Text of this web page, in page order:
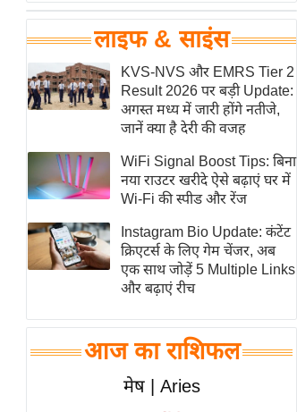
पर्यटन स्थल
फिटनेस मंत्रा
रिलेशनशिप
राजनीति
विश्लेषण
समसामयिक
मातृभूमि
स्तंभ
एम.
आर.
चाय पर
समीक्षा
लाइफ & साइंस
KVS-NVS और EMRS Tier 2
Result 2026 पर बड़ी Update:
अगस्त मध्य में जारी होंगे नतीजे,
जानें क्या है देरी की वजह
WiFi Signal Boost Tips: बिना
नया राउटर खरीदे ऐसे बढ़ाएं घर में
Wi-Fi की स्पीड और रेंज
Instagram Bio Update: कंटेंट
क्रिएटर्स के लिए गेम चेंजर, अब
एक साथ जोड़ें 5 Multiple Links
और बढ़ाएं रीच
आज का राशिफल
मेष | Aries